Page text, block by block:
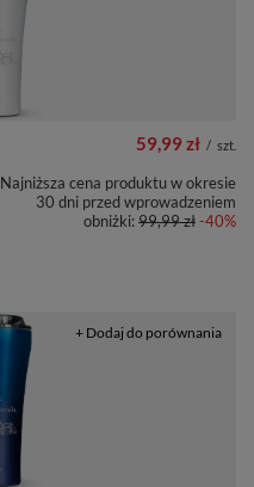
59,99 zł / szt.
Najniższa cena produktu w okresie
30 dni przed wprowadzeniem
obniżki:99,99 zł-40%
+ Dodaj do porównania